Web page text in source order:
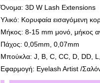
Όνομα: 3D W Lash Extensions
Υλικό: Κορυφαία εισαγόμενη
Μήκος: 8-15 mm μονό, μήκος
Πάχος: 0,05mm, 0,07mm
Μπούκλα: J, B, C, CC, D, DD,
Εφαρμογή: Eyelash Artist /